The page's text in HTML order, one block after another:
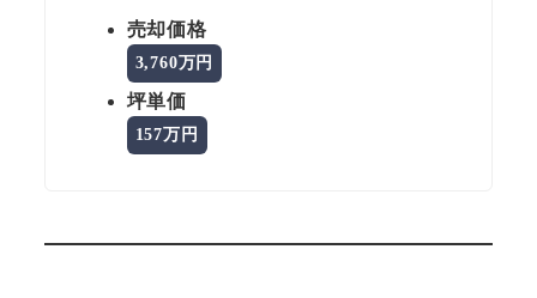
売却価格
3,760万円
坪単価
157万円